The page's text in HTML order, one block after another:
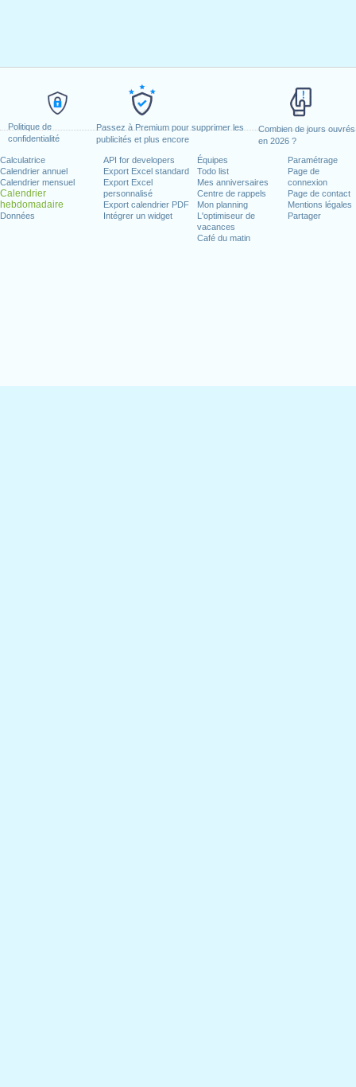
Politique de
confidentialité
Passez à Premium pour supprimer les
publicités et plus encore
Combien de jours ouvrés
en 2026 ?
Calculatrice
Calendrier annuel
Calendrier mensuel
Calendrier
hebdomadaire
Données
API for developers
Export Excel standard
Export Excel
personnalisé
Export calendrier PDF
Intégrer un widget
Équipes
Todo list
Mes anniversaires
Centre de rappels
Mon planning
L'optimiseur de
vacances
Café du matin
Paramétrage
Page de
connexion
Page de contact
Mentions légales
Partager